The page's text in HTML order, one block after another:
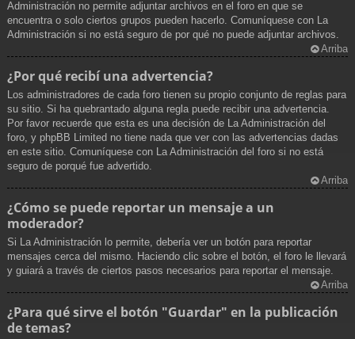
Administración no permite adjuntar archivos en el foro en que se
encuentra o solo ciertos grupos pueden hacerlo. Comuníquese con La
Administración si no está seguro de por qué no puede adjuntar archivos.
Arriba
¿Por qué recibí una advertencia?
Los administradores de cada foro tienen su propio conjunto de reglas para
su sitio. Si ha quebrantado alguna regla puede recibir una advertencia.
Por favor recuerde que esta es una decisión de La Administración del
foro, y phpBB Limited no tiene nada que ver con las advertencias dadas
en este sitio. Comuníquese con La Administración del foro si no está
seguro de porqué fue advertido.
Arriba
¿Cómo se puede reportar un mensaje a un
moderador?
Si La Administración lo permite, debería ver un botón para reportar
mensajes cerca del mismo. Haciendo clic sobre el botón, el foro le llevará
y guiará a través de ciertos pasos necesarios para reportar el mensaje.
Arriba
¿Para qué sirve el botón "Guardar" en la publicación
de temas?